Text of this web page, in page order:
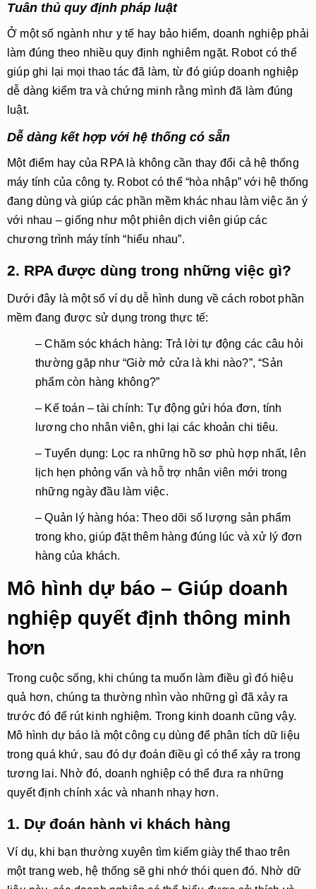
Tuân thủ quy định pháp luật
Ở một số ngành như y tế hay bảo hiểm, doanh nghiệp phải
làm đúng theo nhiều quy định nghiêm ngặt. Robot có thể
giúp ghi lại mọi thao tác đã làm, từ đó giúp doanh nghiệp
dễ dàng kiểm tra và chứng minh rằng mình đã làm đúng
luật.
Dễ dàng kết hợp với hệ thống có sẵn
Một điểm hay của RPA là không cần thay đổi cả hệ thống
máy tính của công ty. Robot có thể “hòa nhập” với hệ thống
đang dùng và giúp các phần mềm khác nhau làm việc ăn ý
với nhau – giống như một phiên dịch viên giúp các
chương trình máy tính “hiểu nhau”.
2. RPA được dùng trong những việc gì?
Dưới đây là một số ví dụ dễ hình dung về cách robot phần
mềm đang được sử dụng trong thực tế:
– Chăm sóc khách hàng: Trả lời tự động các câu hỏi
thường gặp như “Giờ mở cửa là khi nào?”, “Sản
phẩm còn hàng không?”
– Kế toán – tài chính: Tự động gửi hóa đơn, tính
lương cho nhân viên, ghi lại các khoản chi tiêu.
– Tuyển dụng: Lọc ra những hồ sơ phù hợp nhất, lên
lịch hẹn phỏng vấn và hỗ trợ nhân viên mới trong
những ngày đầu làm việc.
– Quản lý hàng hóa: Theo dõi số lượng sản phẩm
trong kho, giúp đặt thêm hàng đúng lúc và xử lý đơn
hàng của khách.
Mô hình dự báo – Giúp doanh
nghiệp quyết định thông minh
hơn
Trong cuộc sống, khi chúng ta muốn làm điều gì đó hiệu
quả hơn, chúng ta thường nhìn vào những gì đã xảy ra
trước đó để rút kinh nghiệm. Trong kinh doanh cũng vậy.
Mô hình dự báolà một công cụ dùng để phân tích dữ liệu
trong quá khứ, sau đódự đoán điều gì có thể xảy ra trong
tương lai. Nhờ đó, doanh nghiệp có thể đưa ra những
quyết định chính xác và nhanh nhạy hơn.
1. Dự đoán hành vi khách hàng
Ví dụ, khi bạn thường xuyên tìm kiếm giày thể thao trên
một trang web, hệ thống sẽ ghi nhớ thói quen đó. Nhờ dữ